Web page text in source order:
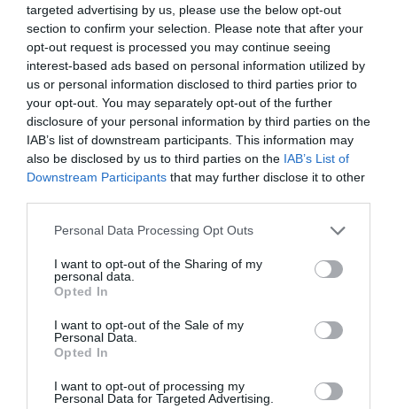
targeted advertising by us, please use the below opt-out
section to confirm your selection. Please note that after your
opt-out request is processed you may continue seeing
interest-based ads based on personal information utilized by
us or personal information disclosed to third parties prior to
your opt-out. You may separately opt-out of the further
disclosure of your personal information by third parties on the
IAB’s list of downstream participants. This information may
also be disclosed by us to third parties on the IAB’s List of
Downstream Participants that may further disclose it to other
Personal Data Processing Opt Outs
I want to opt-out of the Sharing of my
personal data.
Opted In
I want to opt-out of the Sale of my
Personal Data.
Opted In
I want to opt-out of processing my
Personal Data for Targeted Advertising.